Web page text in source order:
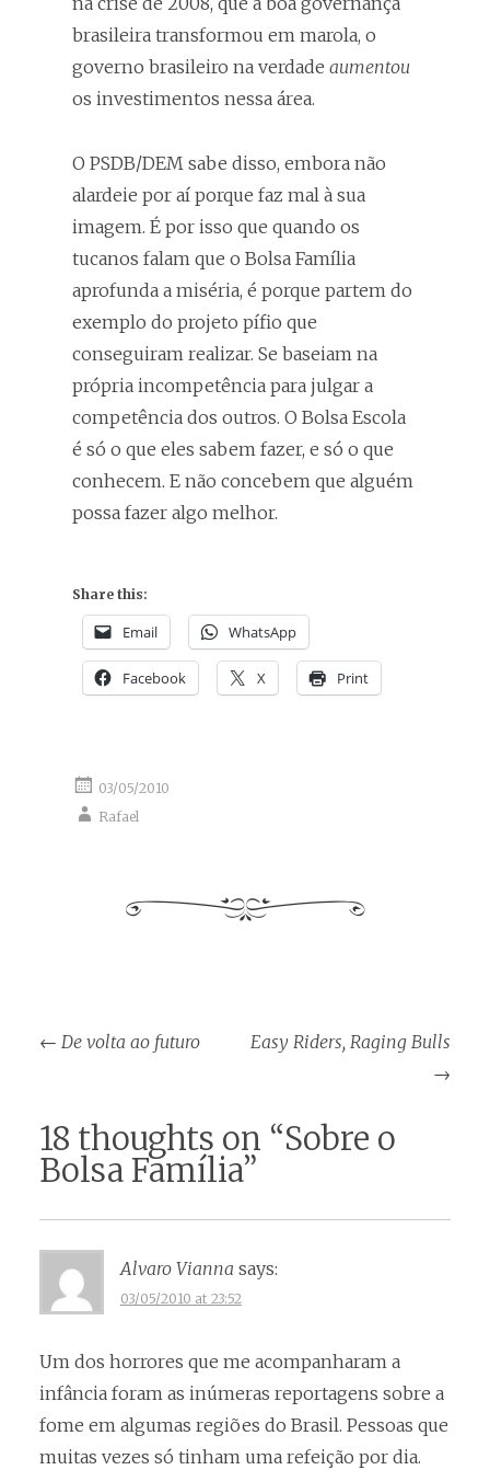
brasileira transformou em marola, o
governo brasileiro na verdade aumentou
os investimentos nessa área.
O PSDB/DEM sabe disso, embora não
alardeie por aí porque faz mal à sua
imagem. É por isso que quando os
tucanos falam que o Bolsa Família
aprofunda a miséria, é porque partem do
exemplo do projeto pífio que
conseguiram realizar. Se baseiam na
própria incompetência para julgar a
competência dos outros. O Bolsa Escola
é só o que eles sabem fazer, e só o que
conhecem. E não concebem que alguém
possa fazer algo melhor.
Share this:
Email WhatsApp
Facebook X Print
03/05/2010
Rafael
Post
navigation
← De volta ao futuro
Easy Riders, Raging Bulls
→
18 thoughts on “Sobre o
Bolsa Família”
Alvaro Vianna says:
03/05/2010 at 23:52
Um dos horrores que me acompanharam a
infância foram as inúmeras reportagens sobre a
fome em algumas regiões do Brasil. Pessoas que
muitas vezes só tinham uma refeição por dia.